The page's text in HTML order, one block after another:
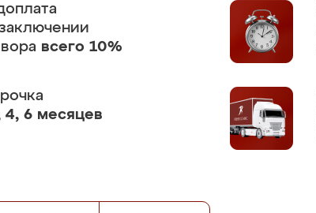
всего 10%
4, 6 месяцев